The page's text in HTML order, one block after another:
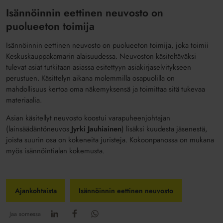
Isännöinnin eettinen neuvosto on
puolueeton toimija
Isännöinnin eettinen neuvosto on puolueeton toimija, joka toimii
Keskuskauppakamarin alaisuudessa. Neuvoston käsiteltäväksi
tulevat asiat tutkitaan asiassa esitettyyn asiakirjaselvitykseen
perustuen. Käsittelyn aikana molemmilla osapuolilla on
mahdollisuus kertoa oma näkemyksensä ja toimittaa sitä tukevaa
materiaalia.
Asian käsitellyt neuvosto koostuivarapuheenjohtajan
(lainsäädäntöneuvos Jyrki Jauhiainen) lisäksi kuudesta jäsenestä,
joista suurin osa on kokeneita juristeja. Kokoonpanossa on mukana
myös isännöintialan kokemusta.
Ajankohtaista Isännöinnin eettinen neuvosto
Jaa somessa